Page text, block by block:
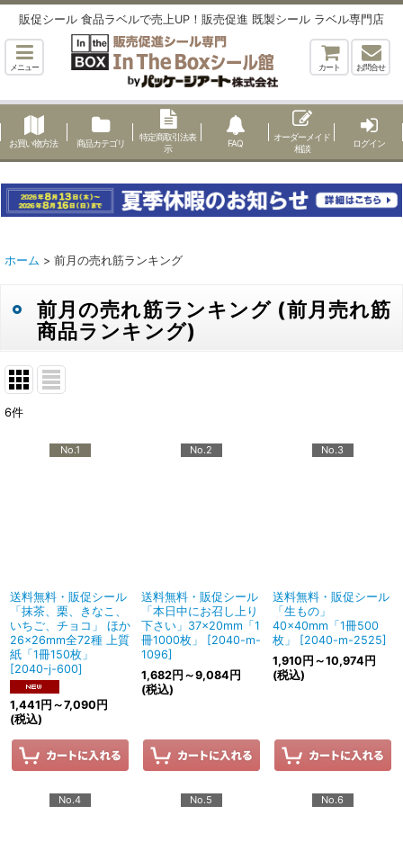
販促シール 食品ラベルで売上UP！販売促進 既製シール ラベル専門店
メニュー カート お問合せ
お買い物方法 商品カテゴリ
特定商取引法表
示
FAQ
オーダーメイド
相談
ログイン
ホーム > 前月の売れ筋ランキング
前月の売れ筋ランキング (前月売れ筋
商品ランキング)
6件
No.1
送料無料・販促シール
「抹茶、栗、きなこ、
いちご、チョコ」 ほか
26×26mm全72種 上質
紙「1冊150枚」
[2040-j-600]
1,441円 ～7,090円
(税込)
No.2
送料無料・販促シール
「本日中にお召し上り
下さい」37×20mm「1
冊1000枚」
[2040-m-
1096]
1,682円 ～9,084円
(税込)
No.3
送料無料・販促シール
「生もの」
40×40mm「1冊500
枚」
[2040-m-2525]
1,910円 ～10,974円
(税込)
No.4 No.5 No.6